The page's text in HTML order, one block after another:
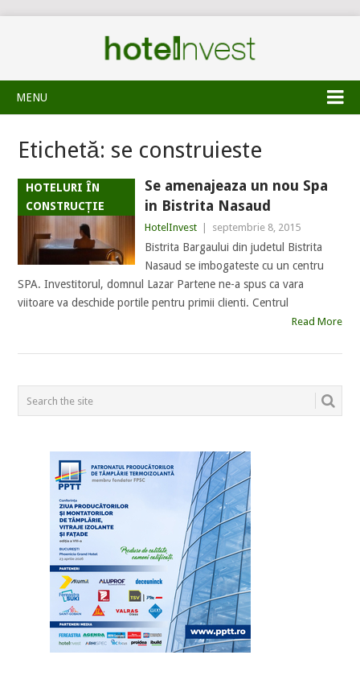
MENU
Etichetă: se construieste
HOTELURI ÎN
CONSTRUCȚIE
Se amenajeaza un nou Spa
in Bistrita Nasaud
HotelInvest septembrie 8, 2015
Bistrita Bargaului din judetul Bistrita
Nasaud se imbogateste cu un centru
SPA. Investitorul, domnul Lazar Partene ne-a spus ca vara
viitoare va deschide portile pentru primii clienti. Centrul
Read More
POSTS
NAVIGATION